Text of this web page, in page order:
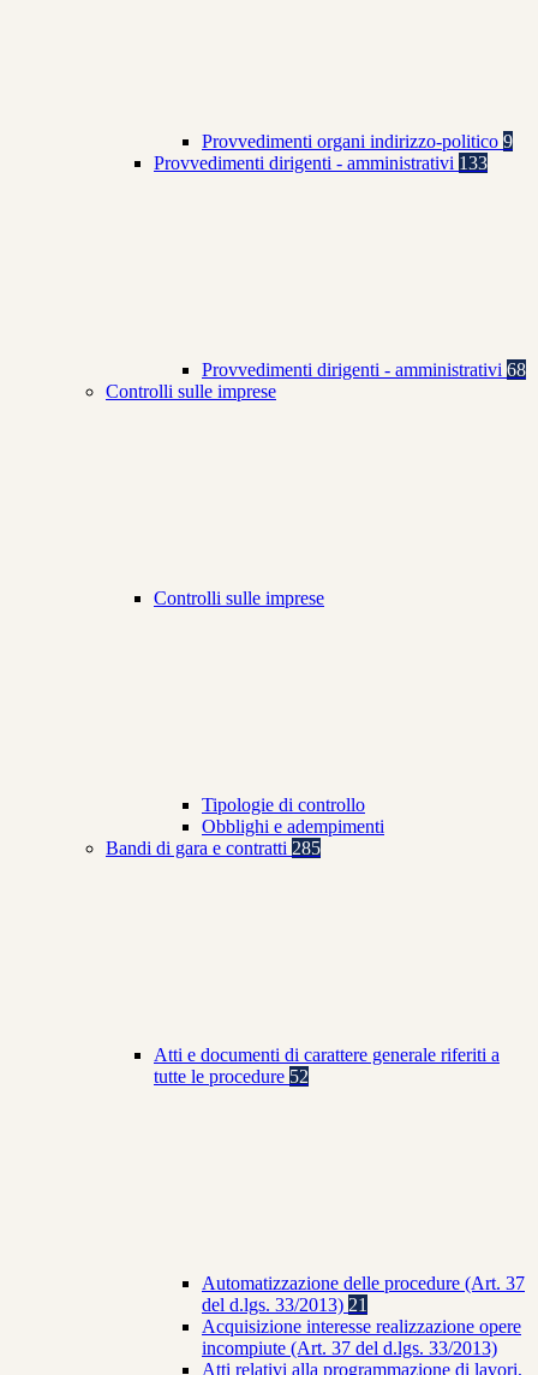
Provvedimenti organi indirizzo-politico 9
Provvedimenti dirigenti - amministrativi 133
Provvedimenti dirigenti - amministrativi 68
Controlli sulle imprese
Controlli sulle imprese
Tipologie di controllo
Obblighi e adempimenti
Bandi di gara e contratti 285
Atti e documenti di carattere generale riferiti a
tutte le procedure 52
Automatizzazione delle procedure (Art. 37
del d.lgs. 33/2013) 21
Acquisizione interesse realizzazione opere
incompiute (Art. 37 del d.lgs. 33/2013)
Atti relativi alla programmazione di lavori,